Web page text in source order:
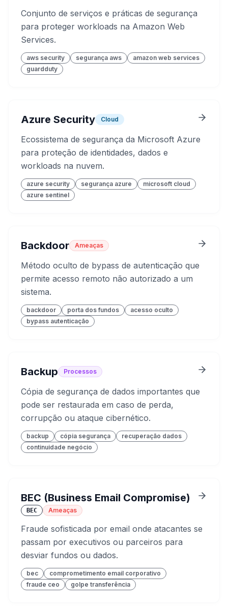
Conjunto de serviços e práticas de segurança
para proteger workloads na Amazon Web
Services.
aws security segurança aws
amazon web services
guardduty
Azure Security Cloud
Ecossistema de segurança da Microsoft Azure
para proteção de identidades, dados e
workloads na nuvem.
azure security segurança azure
microsoft cloud
azure sentinel
Backdoor Ameaças
Método oculto de bypass de autenticação que
permite acesso remoto não autorizado a um
sistema.
backdoor porta dos fundos
acesso oculto
bypass autenticação
Backup Processos
Cópia de segurança de dados importantes que
pode ser restaurada em caso de perda,
corrupção ou ataque cibernético.
backup cópia segurança
recuperação dados
continuidade negócio
BEC (Business Email Compromise)
BEC Ameaças
Fraude sofisticada por email onde atacantes se
passam por executivos ou parceiros para
desviar fundos ou dados.
bec
comprometimento email corporativo
fraude ceo
golpe transferência